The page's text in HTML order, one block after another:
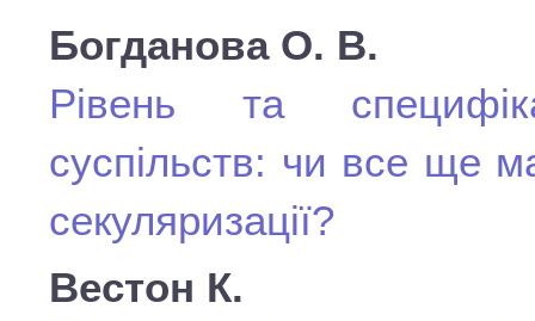
Богданова О. В.
Рівень та
суспільств: чи все ще
секуляризації?
Вестон К.